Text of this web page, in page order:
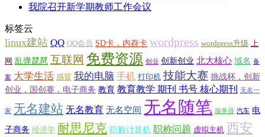
我院召开新学期教师工作会议
标签云
linux建站 QQ QQ会员 SD卡，内存卡 wordpress wordpress升级 上
网 乱弹琵琶 互联网 免费资源 创业 创新创业 北大核心 域名 备
案 大学生活 感冒 我的电脑 手机 打印机 技能大赛 挑战杯，创新
创业，国创赛，电子商务 教育 教育教学 期刊 书号 核心期刊 无名一
家 无名建站 无名教育 无名空间 无名随笔 服务器 汽车 电
子商务 经济学 耐思尼克 职称计算机 职称问题 虚拟主机 西安